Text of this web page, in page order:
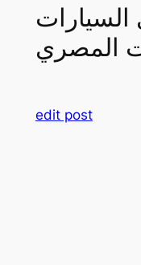
السيارات
المصري
edit post